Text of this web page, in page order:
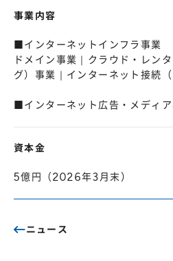
事業内容
■インターネットインフラ事業
ドメイン事業｜クラウド・レン
グ）事業｜インターネット接続
■インターネット広告・メディア
資本金
5億円（2026年3月末）
ニュース